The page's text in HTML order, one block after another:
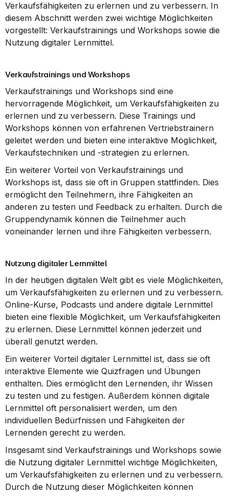
Verkaufsfähigkeiten zu erlernen und zu verbessern. In
diesem Abschnitt werden zwei wichtige Möglichkeiten
vorgestellt: Verkaufstrainings und Workshops sowie die
Nutzung digitaler Lernmittel.
Verkaufstrainings und Workshops
Verkaufstrainings und Workshops sind eine
hervorragende Möglichkeit, um Verkaufsfähigkeiten zu
erlernen und zu verbessern. Diese Trainings und
Workshops können von erfahrenen Vertriebstrainern
geleitet werden und bieten eine interaktive Möglichkeit,
Verkaufstechniken und -strategien zu erlernen.
Ein weiterer Vorteil von Verkaufstrainings und
Workshops ist, dass sie oft in Gruppen stattfinden. Dies
ermöglicht den Teilnehmern, ihre Fähigkeiten an
anderen zu testen und Feedback zu erhalten. Durch die
Gruppendynamik können die Teilnehmer auch
voneinander lernen und ihre Fähigkeiten verbessern.
Nutzung digitaler Lernmittel
In der heutigen digitalen Welt gibt es viele Möglichkeiten,
um Verkaufsfähigkeiten zu erlernen und zu verbessern.
Online-Kurse, Podcasts und andere digitale Lernmittel
bieten eine flexible Möglichkeit, um Verkaufsfähigkeiten
zu erlernen. Diese Lernmittel können jederzeit und
überall genutzt werden.
Ein weiterer Vorteil digitaler Lernmittel ist, dass sie oft
interaktive Elemente wie Quizfragen und Übungen
enthalten. Dies ermöglicht den Lernenden, ihr Wissen
zu testen und zu festigen. Außerdem können digitale
Lernmittel oft personalisiert werden, um den
individuellen Bedürfnissen und Fähigkeiten der
Lernenden gerecht zu werden.
Insgesamt sind Verkaufstrainings und Workshops sowie
die Nutzung digitaler Lernmittel wichtige Möglichkeiten,
um Verkaufsfähigkeiten zu erlernen und zu verbessern.
Durch die Nutzung dieser Möglichkeiten können